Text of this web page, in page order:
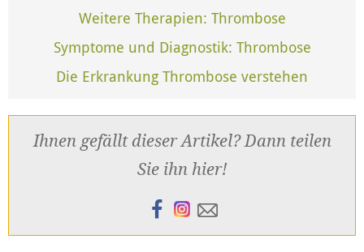
Weitere Therapien: Thrombose
Symptome und Diagnostik: Thrombose
Die Erkrankung Thrombose verstehen
Ihnen gefällt dieser Artikel? Dann teilen
Sie ihn hier!